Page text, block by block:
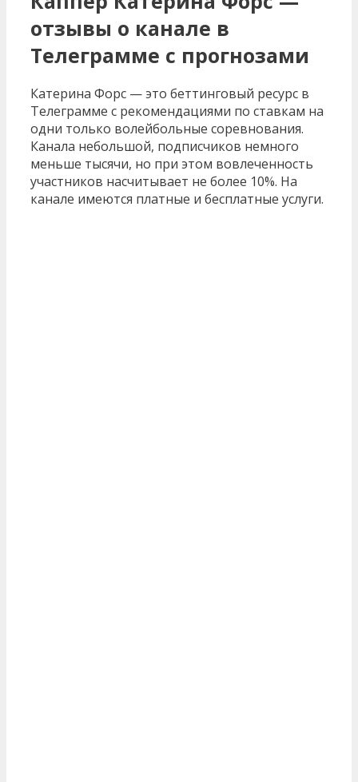
отзывы о канале в
Телеграмме с прогнозами
Катерина Форс — это беттинговый ресурс в
Телеграмме с рекомендациями по ставкам на
одни только волейбольные соревнования.
Канала небольшой, подписчиков немного
меньше тысячи, но при этом вовлеченность
участников насчитывает не более 10%. На
канале имеются платные и бесплатные услуги.